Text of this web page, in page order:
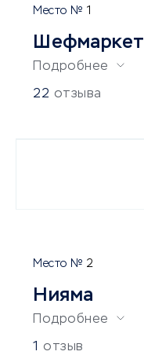
1
Шефмаркет
Подробнее
22 отзыва
2
Нияма
Подробнее
1 отзыв